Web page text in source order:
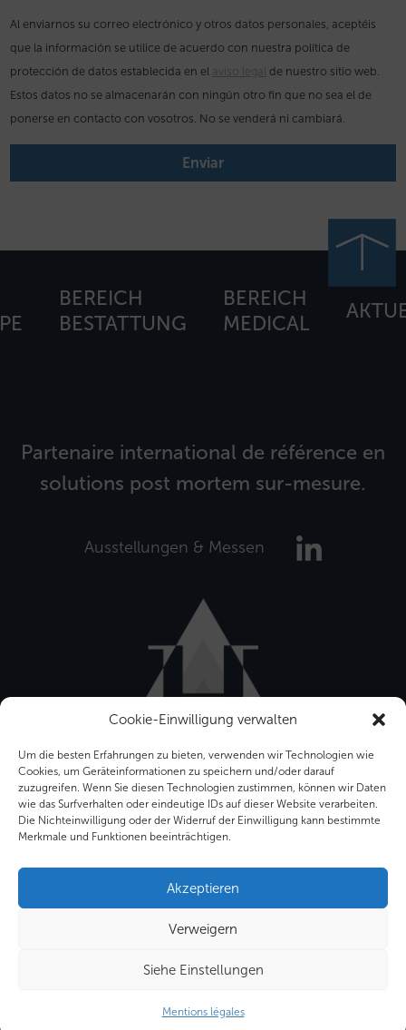
Cookie-Einwilligung verwalten
Um die besten Erfahrungen zu bieten, verwenden wir Technologien wie
Cookies, um Geräteinformationen zu speichern und/oder darauf
zuzugreifen. Wenn Sie diesen Technologien zustimmen, können wir Daten
wie das Surfverhalten oder eindeutige IDs auf dieser Website verarbeiten.
Die Nichteinwilligung oder der Widerruf der Einwilligung kann bestimmte
Merkmale und Funktionen beeinträchtigen.
Akzeptieren
Verweigern
Siehe Einstellungen
Mentions légales
Al enviarnos su correo electrónico y otros datos personales, aceptéis
que la información se utilice de acuerdo con nuestra política de
protección de datos establecida en el aviso legal de nuestro sitio web.
Estos datos no se almacenarán con ningún otro fin que no sea el de
ponerse en contacto con vosotros. No se venderá ni cambiará.
BEREICH
BESTATTUNG
BEREICH
MEDICAL
Partenaire international de référence en
solutions post mortem sur-mesure.
Ausstellungen & Messen
12-16 rue Sarah Bernhardt
92600 ASNIERES SUR SEINE
Tel. : +33 (0) 1 34 53 40 60